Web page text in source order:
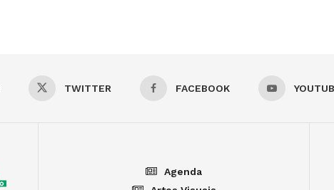
TWITTER FACEBOOK
Agenda